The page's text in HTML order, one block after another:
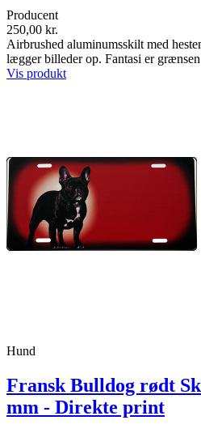
Producent
250,00 kr.
Airbrushed aluminumsskilt med
lægger billeder op. Fantasi er grænsen
Vis produkt
Hund
Fransk Bulldog rødt
mm - Direkte print